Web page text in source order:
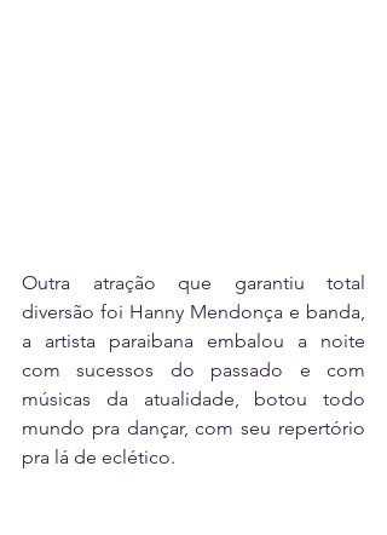
Outra atração que garantiu total
diversão foi Hanny Mendonça e banda,
a artista paraibana embalou a noite
com sucessos do passado e com
músicas da atualidade, botou todo
mundo pra dançar, com seu repertório
pra lá de eclético.